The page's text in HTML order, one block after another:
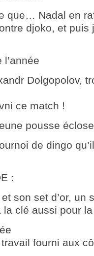
que… Nadal en
djoko, et puis
Dol­gopolov,
ce match !
pous­se éclose
de dingo
:
son set d’or, un
clé aussi pour
four­ni aux